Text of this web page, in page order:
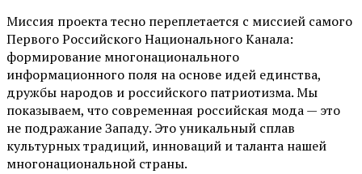
Миссия проекта тесно переплетается с миссией самого
Первого Российского Национального Канала:
формирование многонационального
информационного поля на основе идей единства,
дружбы народов и российского патриотизма. Мы
показываем, что современная российская мода — это
не подражание Западу. Это уникальный сплав
культурных традиций, инноваций и таланта нашей
многонациональной страны.